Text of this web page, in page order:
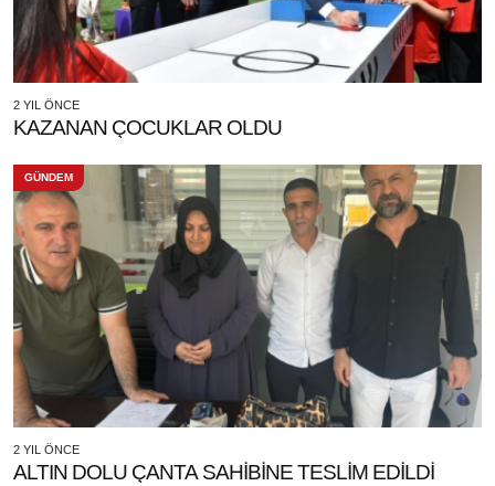
2 YIL ÖNCE
KAZANAN ÇOCUKLAR OLDU
GÜNDEM
2 YIL ÖNCE
ALTIN DOLU ÇANTA SAHİBİNE TESLİM EDİLDİ